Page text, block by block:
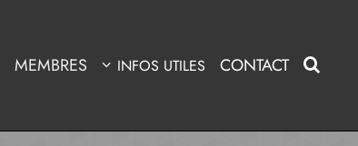
MEMBRES INFOS UTILES CONTACT